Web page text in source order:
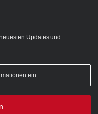
Updates und